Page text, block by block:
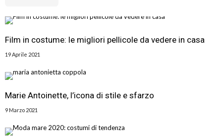
Film in costume: le migliori pellicole da vedere in casa
19 Aprile 2021
Marie Antoinette, l’icona di stile e sfarzo
9 Marzo 2021